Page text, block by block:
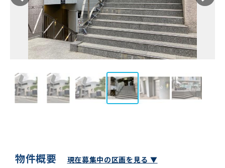
物件概要 現在募集中の区画を見る ▼